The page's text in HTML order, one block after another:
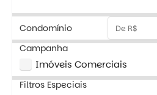
Condomínio
Campanha
Imóveis Comerciais
Filtros Especiais